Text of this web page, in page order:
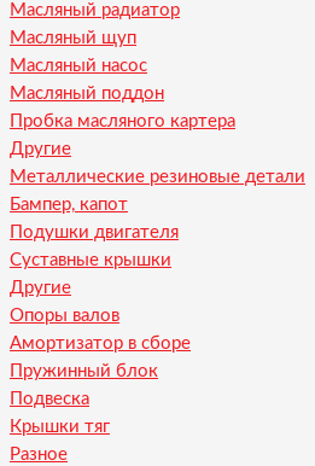
Масляный радиатор
Масляный щуп
Масляный насос
Масляный поддон
Пробка масляного картера
Другие
Металлические резиновые детали
Бампер, капот
Подушки двигателя
Суставные крышки
Другие
Опоры валов
Амортизатор в сборе
Пружинный блок
Подвеска
Крышки тяг
Разное